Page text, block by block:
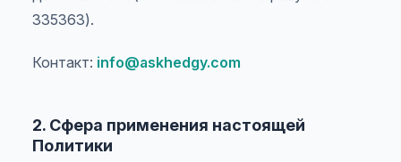
335363).
Контакт: info@askhedgy.com
2. Сфера применения настоящей
Политики